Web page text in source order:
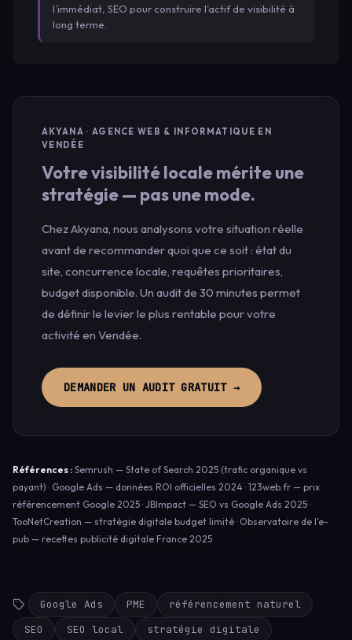
l’immédiat, SEO pour construire l’actif de visibilité à
long terme.
AKYANA · AGENCE WEB & INFORMATIQUE EN
VENDÉE
Votre visibilité locale mérite une
stratégie — pas une mode.
Chez Akyana, nous analysons votre situation réelle
avant de recommander quoi que ce soit : état du
site, concurrence locale, requêtes prioritaires,
budget disponible. Un audit de 30 minutes permet
de définir le levier le plus rentable pour votre
activité en Vendée.
DEMANDER UN AUDIT GRATUIT →
Références : Semrush — State of Search 2025 (trafic organique vs
payant) · Google Ads — données ROI officielles 2024 · 123web.fr — prix
référencement Google 2025 · JBImpact — SEO vs Google Ads 2025 ·
TooNetCreation — stratégie digitale budget limité · Observatoire de l’e-
pub — recettes publicité digitale France 2025
Google Ads PME
référencement naturel
SEO
SEO local stratégie digitale